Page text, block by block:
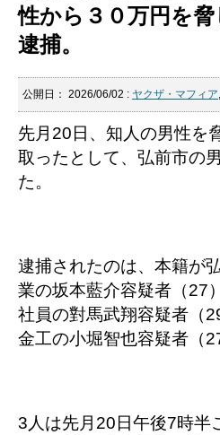
性から３０万円を
逮捕。
公開日： 2026/06/02 : ヤクザ・マフィア,
先月20日、知人の男性を
取ったとして、弘前市の
た。
逮捕されたのは、本籍が
業の坂本藍介容疑者（27
社員の對馬武翔容疑者（
金工の小堀智也容疑者（
3人は先月20日午後7時半